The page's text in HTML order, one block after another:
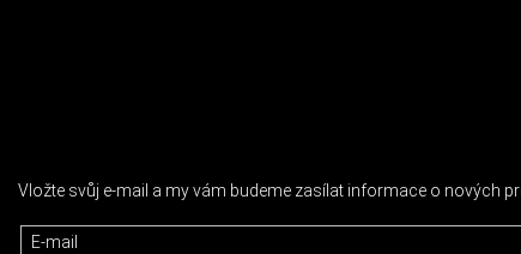
Vložte svůj e-mail a my vám budeme zasílat informace o nových
E-mail